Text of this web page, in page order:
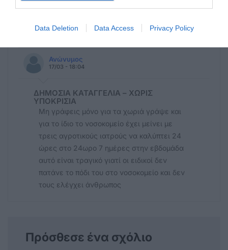
Data Deletion Data Access Privacy Policy
Ας φάνε παντεσπάνι , ρε Σουλα μου αν
υποστελεχωμένο τα χωριά περιμένεις ?
Ανώνυμος
17/03 - 18:04
ΔΗΜΟΣΙΑ ΚΑΤΑΓΓΕΛΙΑ – ΧΩΡΙΣ
ΥΠΟΚΡΙΣΙΑ
Μη γράφεις μόνο για τα χωριά γράψε και
για το ίδιο το νοσοκομείο έχει μείνει με
τρεις αγροτικούς ιατρούς να καλύπτει 24
ώρες στο 24ωρο 7 ημέρες στην εβδομάδα
αυτό είναι τραγικό γιατί οι ειδικοί δεν
πατάνε το πόδι του στο νοσοκομείο και δεν
τους ελέγχει άνθρωπος
Πρόσθεσε ένα σχόλιο